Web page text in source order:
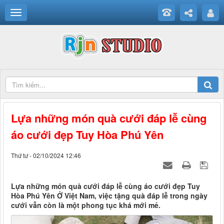
Lựa những món quà cưới đáp lễ cùng
áo cưới đẹp Tuy Hòa Phú Yên
Thứ tư - 02/10/2024 12:46
Lựa những món quà cưới đáp lễ cùng áo cưới đẹp Tuy
Hòa Phú Yên Ở Việt Nam, việc tặng quà đáp lễ trong ngày
cưới vẫn còn là một phong tục khá mới mẻ.